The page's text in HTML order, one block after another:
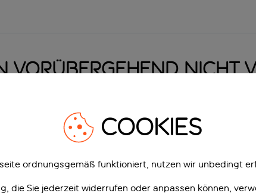
stehen. Ob bei einem Sonnenbad oder bei
Positano, dessen pastell- und terracottafarbene
mit dem 1.000 Meter hohen Monte Cerreto, der sich
Hänge schmiegen, bietet dieses ehemalige
vorübergehend nicht
COOKIES
ordnungsgemäß funktioniert, nutzen wir unbedingt
die Sie jederzeit widerrufen oder anpassen können,